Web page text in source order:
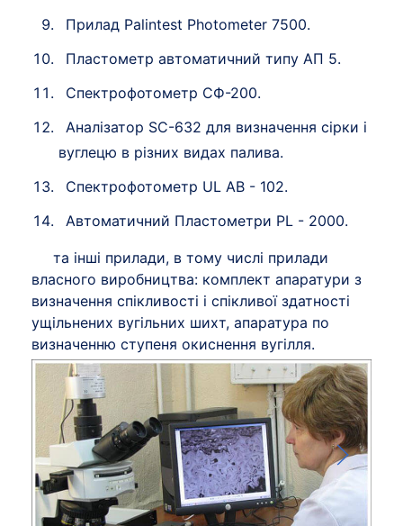
Прилад Palintest Photometer 7500.
Пластометр автоматичний типу АП 5.
Спектрофотометр СФ-200.
Аналізатор SC-632 для визначення сірки і
вуглецю в різних видах палива.
Спектрофотометр UL AB - 102.
Автоматичний Пластометри PL - 2000.
та інші прилади, в тому числі прилади
власного виробництва: комплект апаратури з
визначення спікливості і спікливої здатності
ущільнених вугільних шихт, апаратура по
визначенню ступеня окиснення вугілля.